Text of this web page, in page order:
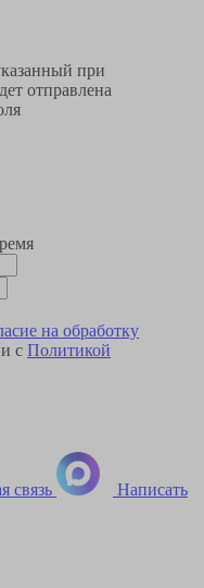
при
отправлена
на обработку
с Политикой
связь Написать